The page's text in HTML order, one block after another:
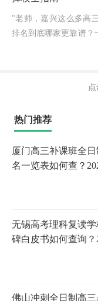
"老师，嘉兴这么多高
排名到底哪家更靠谱？
么具体差异？"最近不
热门推荐
厦门高三补课班全
名一览表如何查？
无锡高考理科复读
碑白皮书如何查询？
佛山冲刺全日制高三